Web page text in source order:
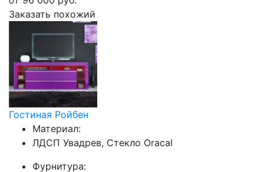
Заказать похожий
Гостиная Ройбен
Материал:
ЛДСП Увадрев, Стекло Oracal
Фурнитура: